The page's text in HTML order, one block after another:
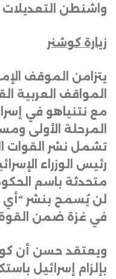
واشنطن
زيارة كوشنر
يتزامن الموقف
المواقف العربية
مع نتنياهو في
المرحلة الأولى
تشمل نشر القوات
رئيس الوزراء
متحدثة باسم
لن يُسمح بنشر “أي
في غزة ضمن
ويعتقد حسن أن
بإلزام إسرائيل